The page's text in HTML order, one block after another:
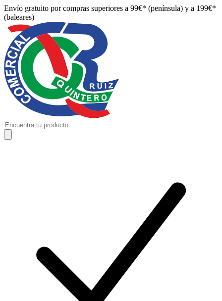
Envío gratuito por compras superiores a 99€* (península) y a 199€*
(baleares)